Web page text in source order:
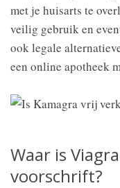
met je huisarts te
veilig gebruik en
ook legale
een online apotheek
Waar is
voorschrift?